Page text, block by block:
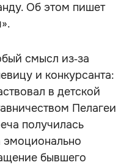
Об этом пишет
смысл из‑за
и конкурсанта:
в детской
Пелагеи
получилась
эмоционально
бывшего